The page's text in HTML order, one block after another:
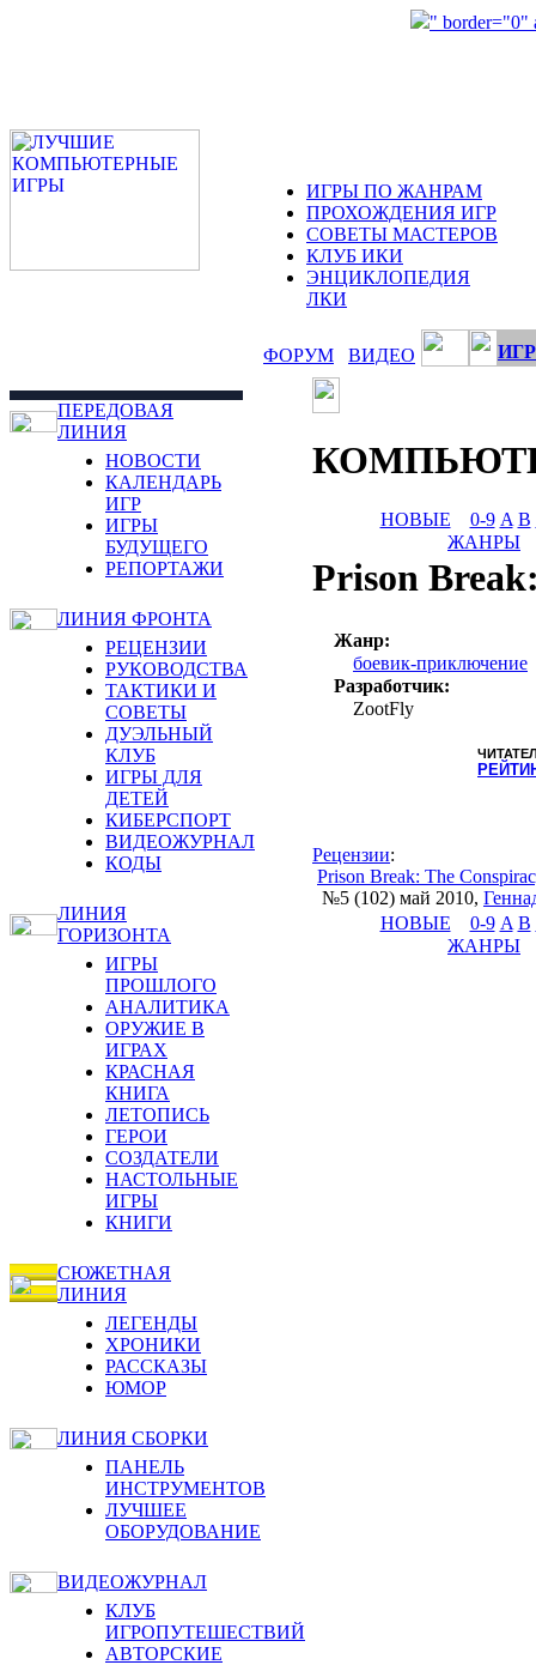
" border="0"
ИГРЫ ПО ЖАНРАМ
ПРОХОЖДЕНИЯ ИГР
СОВЕТЫ МАСТЕРОВ
КЛУБ ИКИ
ЭНЦИКЛОПЕДИЯ
ЛКИ
ФОРУМ ВИДЕО
ПЕРЕДОВАЯ
ЛИНИЯ
НОВОСТИ
КАЛЕНДАРЬ
ИГР
ИГРЫ
БУДУЩЕГО
РЕПОРТАЖИ
ЛИНИЯ ФРОНТА
РЕЦЕНЗИИ
РУКОВОДСТВА
ТАКТИКИ И
СОВЕТЫ
ДУЭЛЬНЫЙ
КЛУБ
ИГРЫ ДЛЯ
ДЕТЕЙ
КИБЕРСПОРТ
ВИДЕОЖУРНАЛ
КОДЫ
ЛИНИЯ
ГОРИЗОНТА
ИГРЫ
ПРОШЛОГО
АНАЛИТИКА
ОРУЖИЕ В
ИГРАХ
КРАСНАЯ
КНИГА
ЛЕТОПИСЬ
ГЕРОИ
СОЗДАТЕЛИ
НАСТОЛЬНЫЕ
ИГРЫ
КНИГИ
СЮЖЕТНАЯ
ЛИНИЯ
ЛЕГЕНДЫ
ХРОНИКИ
РАССКАЗЫ
ЮМОР
ЛИНИЯ СБОРКИ
ПАНЕЛЬ
ИНСТРУМЕНТОВ
ЛУЧШЕЕ
ОБОРУДОВАНИЕ
ВИДЕОЖУРНАЛ
КЛУБ
ИГРОПУТЕШЕСТВИЙ
АВТОРСКИЕ
НОВЫЕ 0-9 A B
ЖАНРЫ
Prison
Жанр:
боевик-приключение
Разработчик:
ZootFly
Рецензии:
Prison Break: The
№5 (102) май 2010,
НОВЫЕ
0-9 A B
ЖАНРЫ